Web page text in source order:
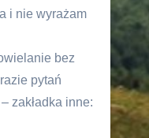
i nie wyrażam
bez
pytań
zakładka inne: